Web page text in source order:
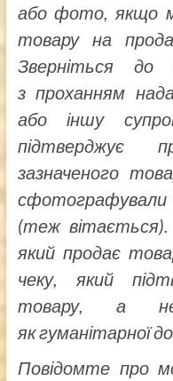
або фото, якщо
товару на
Зверніться до
з проханням
або іншу
підтверджує
зазначеного
сфотографували
(теж вітається).
який продає
чеку, який
товару, а
як гуманітарної
Повідомте про